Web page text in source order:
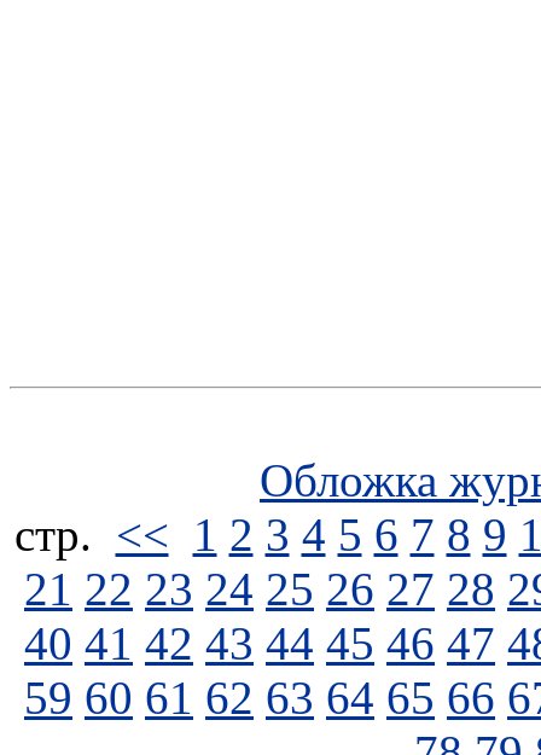
Обложка
стp. << 1 2 3 4 5 6 7 8 9
21 22 23 24 25 26 27 28
40 41 42 43 44 45 46 47
59 60 61 62 63 64 65 66